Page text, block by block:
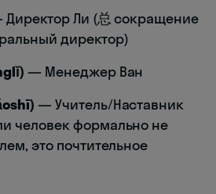
Ли (总 сокращение
директор)
— Менеджер Ван
— Учитель/Наставник
человек формально не
это почтительное